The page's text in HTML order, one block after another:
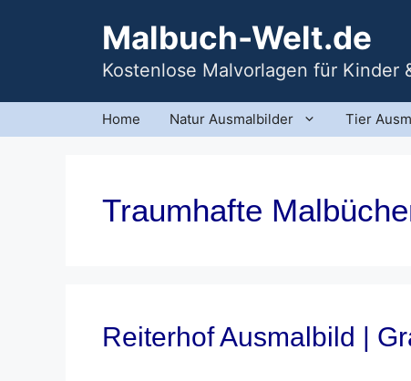
Malbuch-Welt.de
Kostenlose Malvorlagen für Kinder
Home Natur Ausmalbilder Tier
Traumhafte
Reiterhof Ausmalbild |